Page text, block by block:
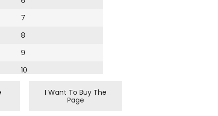
7
8
9
10
I Want To Buy The
Page